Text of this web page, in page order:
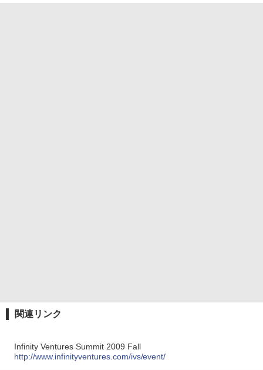
関連リンク
Infinity Ventures Summit 2009 Fall
http://www.infinityventures.com/ivs/event/